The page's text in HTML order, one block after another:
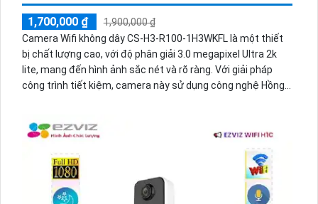
1,700,000 ₫
1,900,000 ₫
Camera Wifi không dây CS-H3-R100-1H3WKFL là một thiết
bị chất lượng cao, với độ phân giải 3.0 megapixel Ultra 2k
lite, mang đến hình ảnh sắc nét và rõ ràng. Với giải pháp
công trình tiết kiệm, camera này sử dụng công nghệ Hồng
camera này phù hợp cho các công trình xây dựng. Ngoài ra,
camera còn được tích hợp công nghệ IP Wifi, giúp dễ dàng
nâng cấp hệ thống camera hiện có. Bên cạnh đó, camera
còn tích hợp khả năng Công Nghệ AI, mang đến trải nghiệm
giám sát cao cấp.